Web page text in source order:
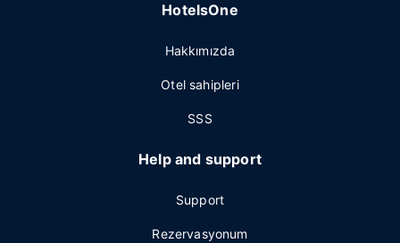
HotelsOne
Hakkımızda
Otel sahipleri
SSS
Help and support
Support
Rezervasyonum